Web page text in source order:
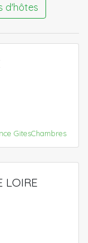
d'hôtes
GitesChambres
LOIRE